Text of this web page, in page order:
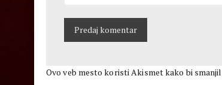
Ovo veb mesto koristi Akismet kako bi